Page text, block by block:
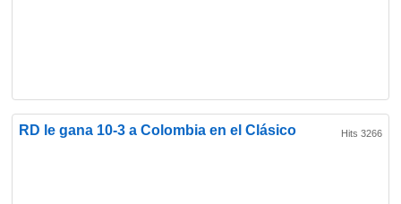
RD le gana 10-3 a Colombia en el Clásico Hits 3266